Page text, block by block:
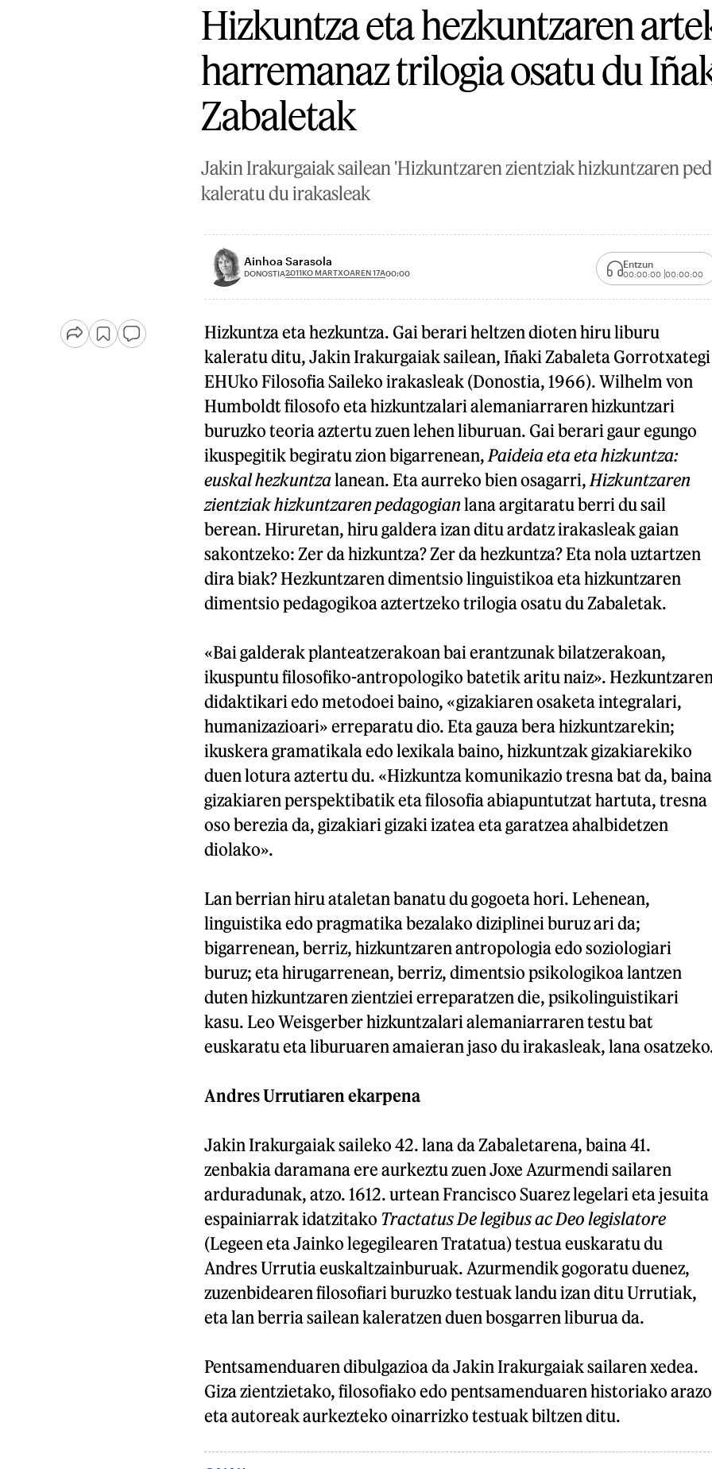
Hizkuntza eta hezkuntzaren
harremanaz trilogia osatu du
Zabaletak
Jakin Irakurgaiak sailean 'Hizkuntzaren zientziak hizkuntzaren
kaleratu du irakasleak
Ainhoa Sarasola
DONOSTIA2011KO MARTXOAREN 17A00:00
Entzun
00:00:00 00:00:00
Hizkuntza eta hezkuntza. Gai berari heltzen dioten hiru liburu
kaleratu ditu, Jakin Irakurgaiak sailean, Iñaki Zabaleta Gorrotxategi
EHUko Filosofia Saileko irakasleak (Donostia, 1966). Wilhelm von
Humboldt filosofo eta hizkuntzalari alemaniarraren hizkuntzari
buruzko teoria aztertu zuen lehen liburuan. Gai berari gaur egungo
ikuspegitik begiratu zion bigarrenean, Paideia eta eta hizkuntza:
euskal hezkuntzalanean. Eta aurreko bien osagarri, Hizkuntzaren
zientziak hizkuntzaren pedagogianlana argitaratu berri du sail
berean. Hiruretan, hiru galdera izan ditu ardatz irakasleak gaian
sakontzeko: Zer da hizkuntza? Zer da hezkuntza? Eta nola uztartzen
dira biak? Hezkuntzaren dimentsio linguistikoa eta hizkuntzaren
dimentsio pedagogikoa aztertzeko trilogia osatu du Zabaletak.
«Bai galderak planteatzerakoan bai erantzunak bilatzerakoan,
ikuspuntu filosofiko-antropologiko batetik aritu naiz».
didaktikari edo metodoei baino, «gizakiaren osaketa integralari,
humanizazioari» erreparatu dio. Eta gauza bera hizkuntzarekin;
ikuskera gramatikala edo lexikala baino, hizkuntzak gizakiarekiko
duen lotura aztertu du. «Hizkuntza komunikazio tresna bat da, baina
gizakiaren perspektibatik eta filosofia abiapuntutzat hartuta, tresna
oso berezia da, gizakiari gizaki izatea eta garatzea ahalbidetzen
diolako».
Lan berrian hiru ataletan banatu du gogoeta hori. Lehenean,
linguistika edo pragmatika bezalako diziplinei buruz ari da;
bigarrenean, berriz, hizkuntzaren antropologia edo soziologiari
buruz; eta hirugarrenean, berriz, dimentsio psikologikoa lantzen
duten hizkuntzaren zientziei erreparatzen die, psikolinguistikari
kasu. Leo Weisgerber hizkuntzalari alemaniarraren testu bat
euskaratu eta liburuaren amaieran jaso du irakasleak, lana
Andres Urrutiaren ekarpena
Jakin Irakurgaiak saileko 42. lana da Zabaletarena, baina 41.
zenbakia daramana ere aurkeztu zuen Joxe Azurmendi sailaren
arduradunak, atzo. 1612. urtean Francisco Suarez legelari eta jesuita
espainiarrak idatzitako Tractatus De legibus ac Deo legislatore
(Legeen eta Jainko legegilearen Tratatua) testua euskaratu du
Andres Urrutia euskaltzainburuak. Azurmendik gogoratu duenez,
zuzenbidearen filosofiari buruzko testuak landu izan ditu Urrutiak,
eta lan berria sailean kaleratzen duen bosgarren liburua da.
Pentsamenduaren dibulgazioa da Jakin Irakurgaiak sailaren xedea.
Giza zientzietako, filosofiako edo pentsamenduaren historiako arazo
eta autoreak aurkezteko oinarrizko testuak biltzen ditu.